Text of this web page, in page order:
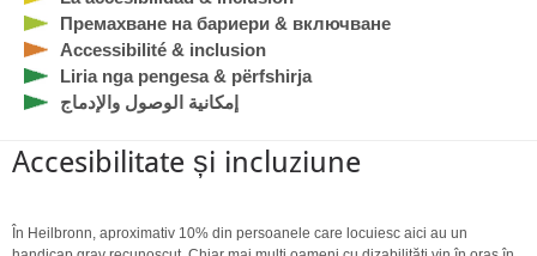
Премахване на бариери & включване
Accessibilité & inclusion
Liria nga pengesa & përfshirja
إمكانية الوصول والإدماج
Accesibilitate și incluziune
În Heilbronn, aproximativ 10% din persoanele care locuiesc aici au un